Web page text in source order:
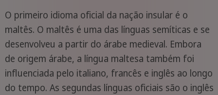
O primeiro idioma oficial da nação insular é o
maltês. O maltês é uma das línguas semíticas e se
desenvolveu a partir do árabe medieval. Embora
de origem árabe, a língua maltesa também foi
influenciada pelo italiano, francês e inglês ao longo
do tempo. As segundas línguas oficiais são o inglês